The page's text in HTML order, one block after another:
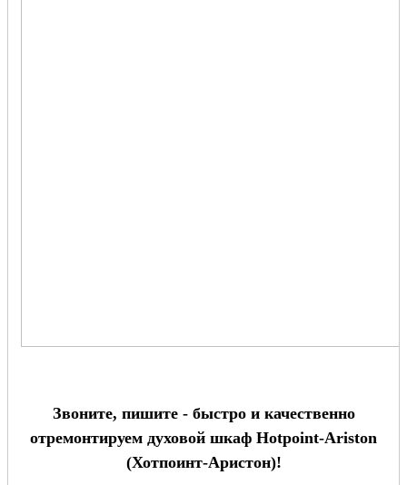
Звоните, пишите - быстро и качественно
отремонтируем духовой шкаф Hotpoint-Ariston
(Хотпоинт-Аристон)!